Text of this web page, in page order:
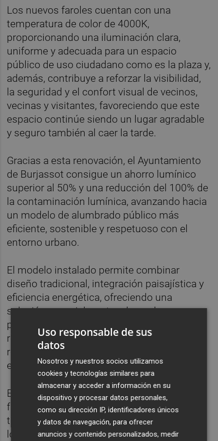
Los nuevos faroles cuentan con una
temperatura de color de 4000K,
proporcionando una iluminación clara,
uniforme y adecuada para un espacio
público de uso ciudadano como es la plaza y,
además, contribuye a reforzar la visibilidad,
la seguridad y el confort visual de vecinos,
vecinas y visitantes, favoreciendo que este
espacio continúe siendo un lugar agradable
y seguro también al caer la tarde.
Gracias a esta renovación, el Ayuntamiento
de Burjassot consigue un ahorro lumínico
superior al 50% y una reducción del 100% de
la contaminación lumínica, avanzando hacia
un modelo de alumbrado público más
eficiente, sostenible y respetuoso con el
entorno urbano.
El modelo instalado permite combinar
diseño tradicional, integración paisajística y
eficiencia energética, ofreciendo una
solución especialmente adecuada para
plazas, cascos urbanos y espacios
representativos donde la iluminación debe
responder tanto a criterios técnicos como
estéticos.
En los próximos meses, el resto de los
faroles ornamentales del Nucli Antic,
también verán cambiada su fisonomía con
los mismos materiales que se han instalado
Uso responsable de sus
datos
Nosotros y nuestros socios utilizamos
cookies y tecnologías similares para
almacenar y acceder a información en su
dispositivo y procesar datos personales,
como su dirección IP, identificadores únicos
y datos de navegación, para ofrecer
anuncios y contenido personalizados, medir